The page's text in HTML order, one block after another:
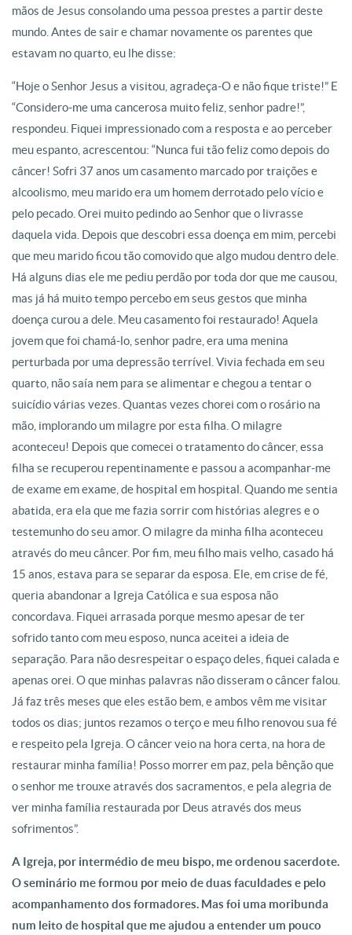
mãos de Jesus consolando uma pessoa prestes a partir deste
mundo. Antes de sair e chamar novamente os parentes que
estavam no quarto, eu lhe disse:
“Hoje o Senhor Jesus a visitou, agradeça-O e não fique triste!” E
“Considero-me uma cancerosa muito feliz, senhor padre!”,
respondeu. Fiquei impressionado com a resposta e ao perceber
meu espanto, acrescentou: “Nunca fui tão feliz como depois do
câncer! Sofri 37 anos um casamento marcado por traições e
alcoolismo, meu marido era um homem derrotado pelo vício e
pelo pecado. Orei muito pedindo ao Senhor que o livrasse
daquela vida. Depois que descobri essa doença em mim, percebi
que meu marido ficou tão comovido que algo mudou dentro dele.
Há alguns dias ele me pediu perdão por toda dor que me causou,
mas já há muito tempo percebo em seus gestos que minha
doença curou a dele. Meu casamento foi restaurado! Aquela
jovem que foi chamá-lo, senhor padre, era uma menina
perturbada por uma depressão terrível. Vivia fechada em seu
quarto, não saía nem para se alimentar e chegou a tentar o
suicídio várias vezes. Quantas vezes chorei com o rosário na
mão, implorando um milagre por esta filha. O milagre
aconteceu! Depois que comecei o tratamento do câncer, essa
filha se recuperou repentinamente e passou a acompanhar-me
de exame em exame, de hospital em hospital. Quando me sentia
abatida, era ela que me fazia sorrir com histórias alegres e o
testemunho do seu amor. O milagre da minha filha aconteceu
através do meu câncer. Por fim, meu filho mais velho, casado há
15 anos, estava para se separar da esposa. Ele, em crise de fé,
queria abandonar a Igreja Católica e sua esposa não
concordava. Fiquei arrasada porque mesmo apesar de ter
sofrido tanto com meu esposo, nunca aceitei a ideia de
separação. Para não desrespeitar o espaço deles, fiquei calada e
apenas orei. O que minhas palavras não disseram o câncer falou.
Já faz três meses que eles estão bem, e ambos vêm me visitar
todos os dias; juntos rezamos o terço e meu filho renovou sua fé
e respeito pela Igreja. O câncer veio na hora certa, na hora de
restaurar minha família! Posso morrer em paz, pela bênção que
o senhor me trouxe através dos sacramentos, e pela alegria de
ver minha família restaurada por Deus através dos meus
sofrimentos”.
A Igreja, por intermédio de meu bispo, me ordenou sacerdote.
O seminário me formou por meio de duas faculdades e pelo
acompanhamento dos formadores. Mas foi uma moribunda
num leito de hospital que me ajudou a entender um pouco